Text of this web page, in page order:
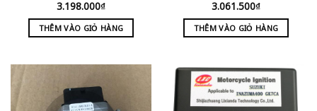
3.198.000₫
THÊM VÀO GIỎ HÀNG
3.061.500₫
THÊM VÀO GIỎ HÀNG